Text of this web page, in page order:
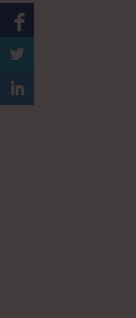
1
5